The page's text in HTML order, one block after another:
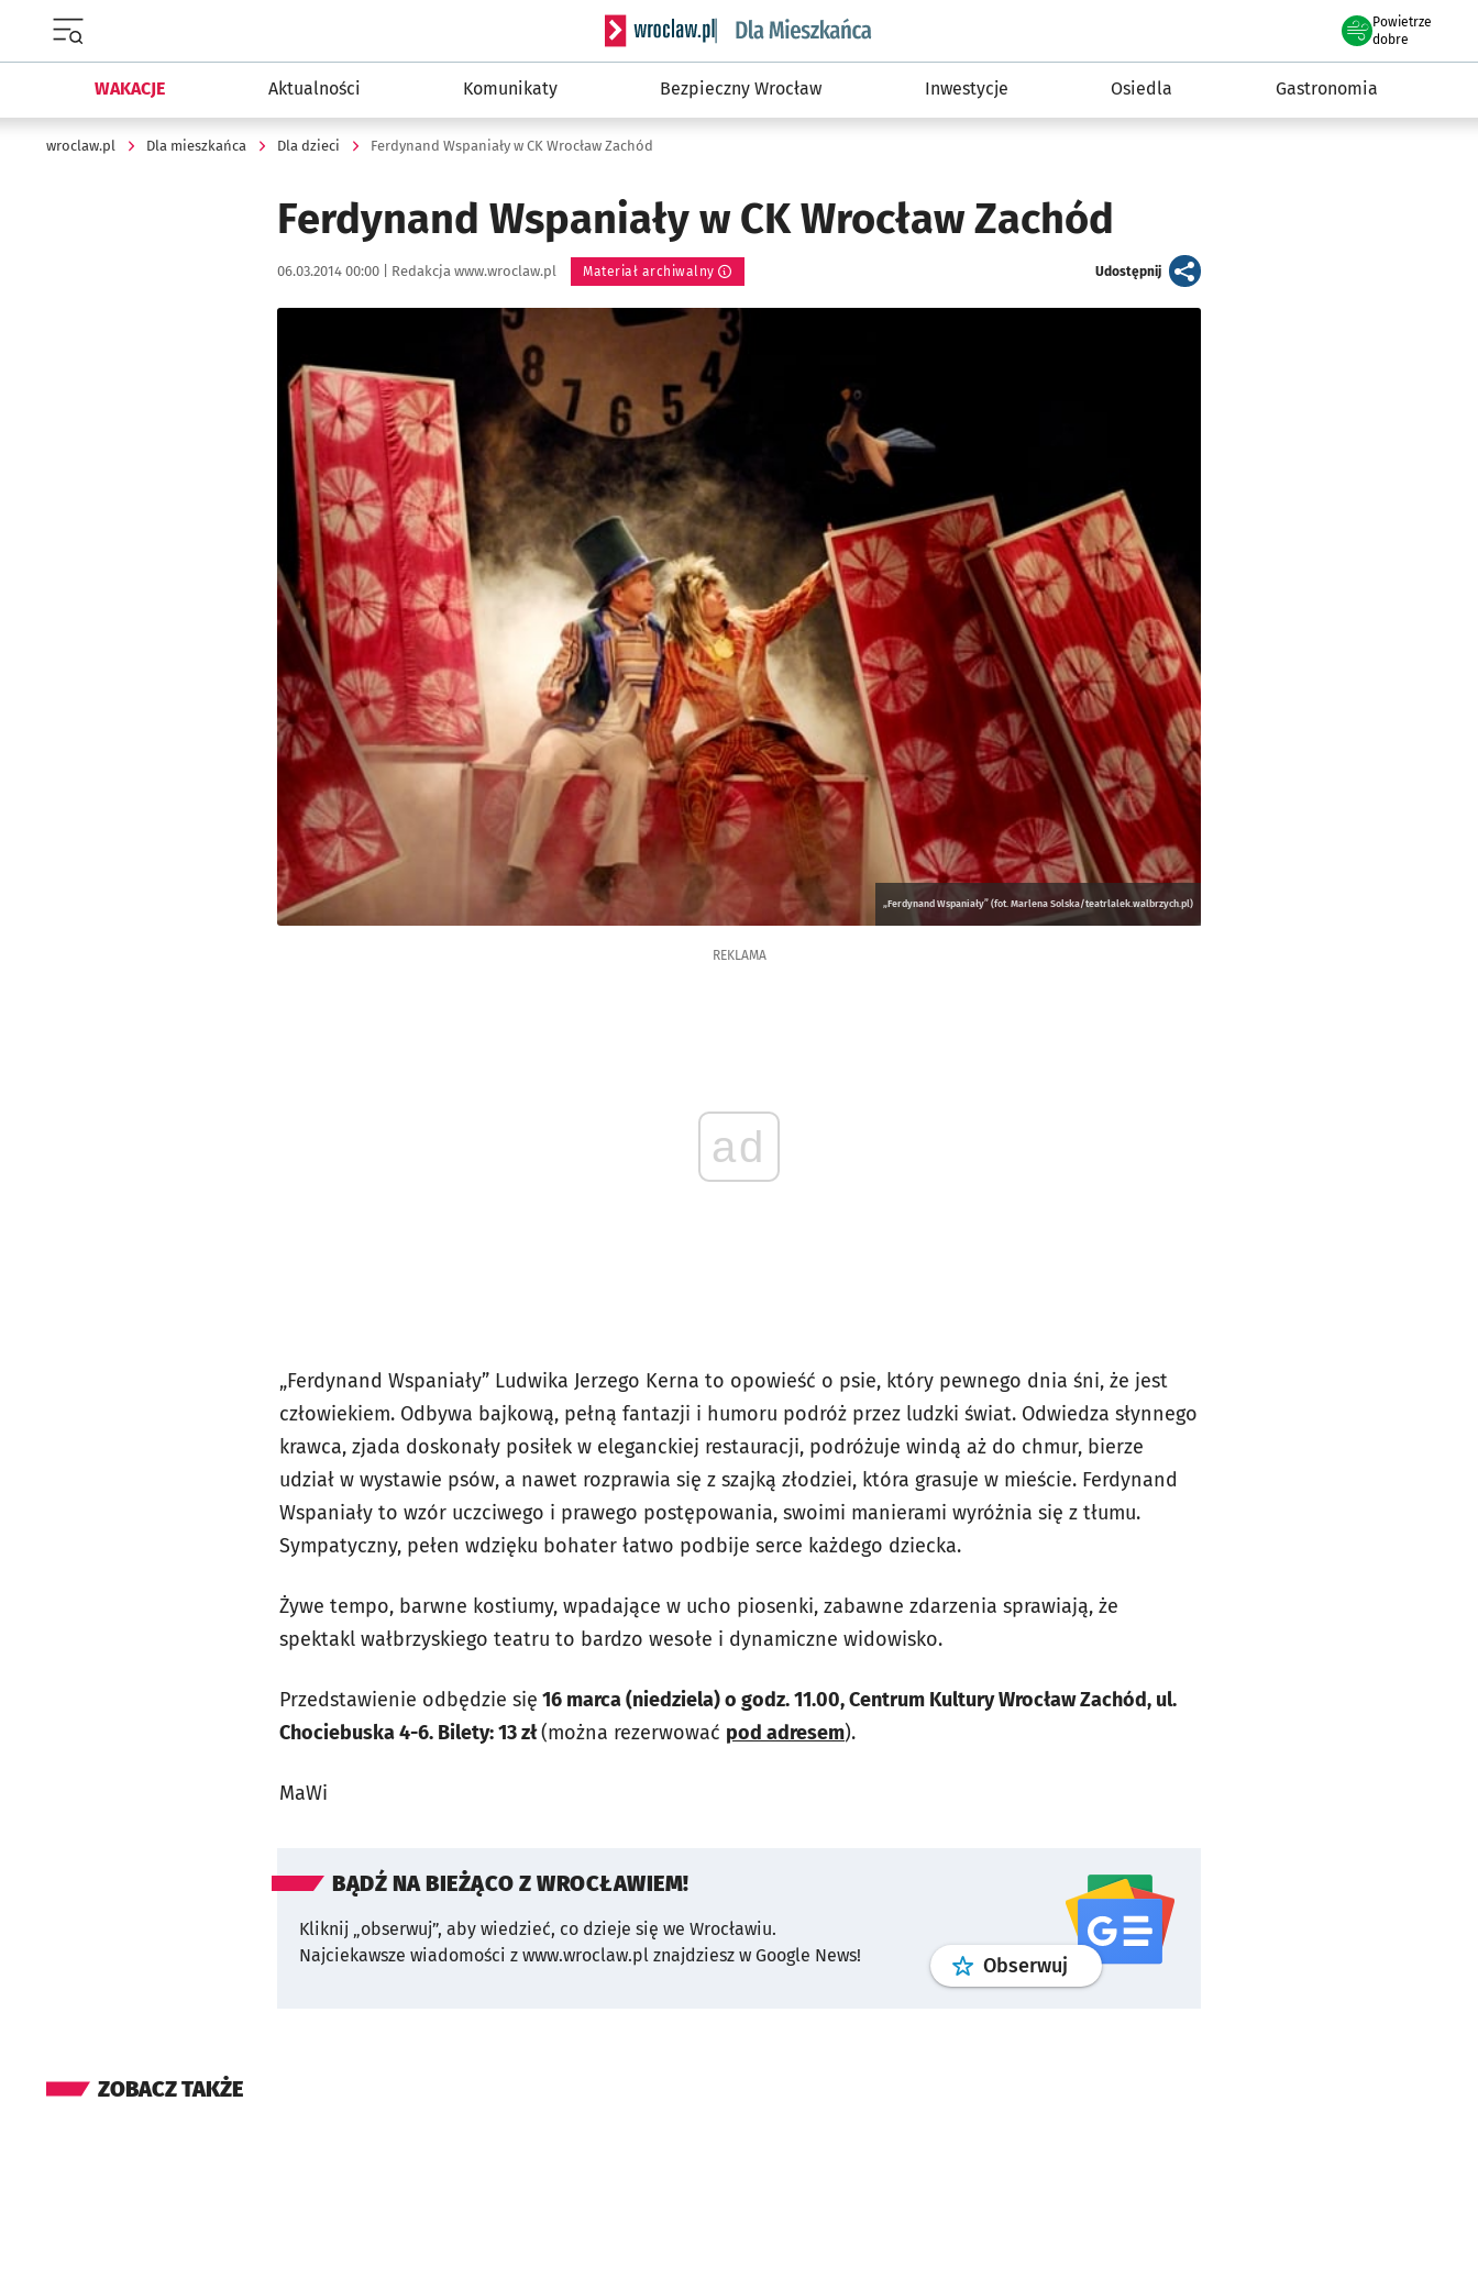
Serwis informacyjny wroclaw.pl podserwis: Dla mieszkańca
Powietrze
we Wrocławiu
dobre
WAKACJE Aktualności Komunikaty Bezpieczny Wrocław Inwestycje Osiedla Gastronomia
wroclaw.pl Dla mieszkańca Dla dzieci Ferdynand Wspaniały w CK Wrocław Zachód
Ferdynand Wspaniały w CK Wrocław Zachód
Data publikacji:
06.03.2014 00:00 | Autor:
Redakcja www.wroclaw.pl Materiał archiwalny Udostępnijartykuł
„Ferdynand Wspaniały” (fot. Marlena Solska/teatrlalek.walbrzych.pl)
REKLAMA
ad
„Ferdynand Wspaniały” Ludwika Jerzego Kerna to opowieść o psie, który pewnego dnia śni, że jest
człowiekiem. Odbywa bajkową, pełną fantazji i humoru podróż przez ludzki świat. Odwiedza słynnego
krawca, zjada doskonały posiłek w eleganckiej restauracji, podróżuje windą aż do chmur, bierze
udział w wystawie psów, a nawet rozprawia się z szajką złodziei, która grasuje w mieście. Ferdynand
Wspaniały to wzór uczciwego i prawego postępowania, swoimi manierami wyróżnia się z tłumu.
Sympatyczny, pełen wdzięku bohater łatwo podbije serce każdego dziecka.
Żywe tempo, barwne kostiumy, wpadające w ucho piosenki, zabawne zdarzenia sprawiają, że
spektakl wałbrzyskiego teatru to bardzo wesołe i dynamiczne widowisko.
Przedstawienie odbędzie się 16 marca (niedziela) o godz. 11.00, Centrum Kultury Wrocław Zachód, ul.
Chociebuska 4-6. Bilety: 13 zł(można rezerwować pod adresem).
MaWi
BĄDŹ NA BIEŻĄCO Z WROCŁAWIEM!
Kliknij „obserwuj”, aby wiedzieć, co dzieje się we Wrocławiu.
Najciekawsze wiadomości z www.wroclaw.pl znajdziesz w Google News!
Obserwuj profilgoogle news
ZOBACZ TAKŻE